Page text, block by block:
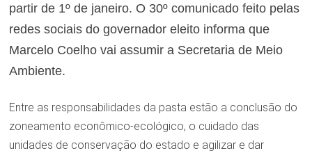
partir de 1º de janeiro. O 30º comunicado feito pelas
redes sociais do governador eleito informa que
Marcelo Coelho vai assumir a Secretaria de Meio
Ambiente.
Entre as responsabilidades da pasta estão a conclusão do
zoneamento econômico-ecológico, o cuidado das
unidades de conservação do estado e agilizar e dar